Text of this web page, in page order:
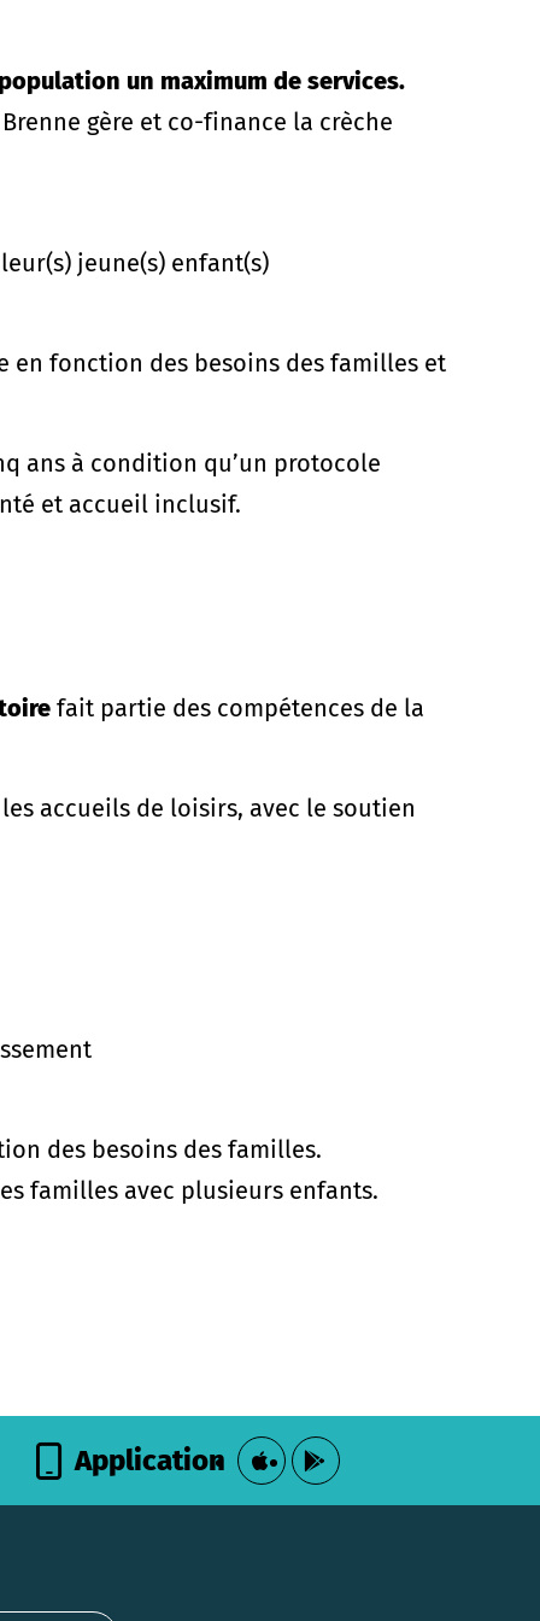
un maximum de services.
gère et co-finance la crèche
jeune(s) enfant(s)
en fonction des besoins des familles et
ans à condition qu’un protocole
et accueil inclusif.
fait partie des compétences de la
accueils de loisirs, avec le soutien
des besoins des familles.
familles avec plusieurs enfants.
Application